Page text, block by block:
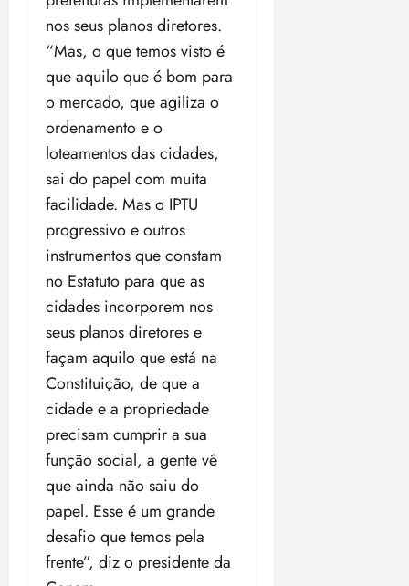
nos seus planos diretores.
“Mas, o que temos visto é
que aquilo que é bom para
o mercado, que agiliza o
ordenamento e o
loteamentos das cidades,
sai do papel com muita
facilidade. Mas o IPTU
progressivo e outros
instrumentos que constam
no Estatuto para que as
cidades incorporem nos
seus planos diretores e
façam aquilo que está na
Constituição, de que a
cidade e a propriedade
precisam cumprir a sua
função social, a gente vê
que ainda não saiu do
papel. Esse é um grande
desafio que temos pela
frente”, diz o presidente da